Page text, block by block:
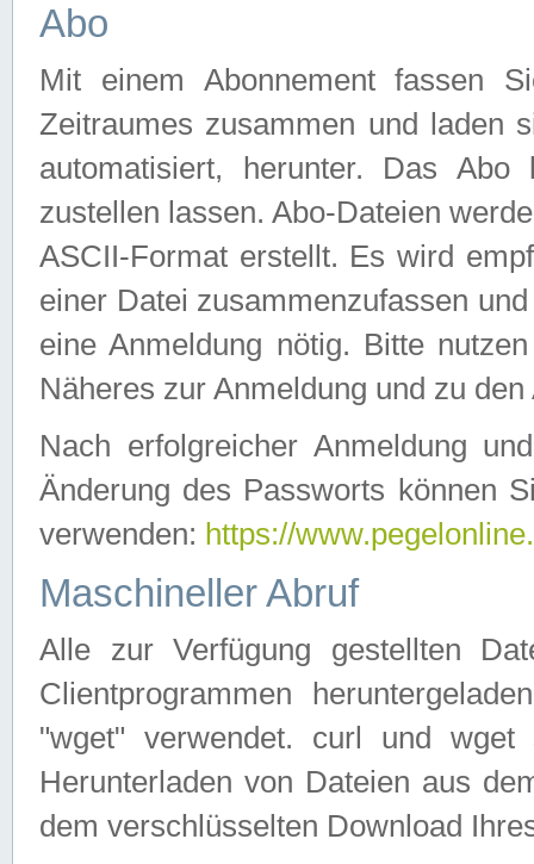
Abo
Mit einem Abonnement fassen
Zeitraumes zusammen und laden
automatisiert, herunter. Das
zustellen lassen. Abo-Dateien
ASCII-Format erstellt. Es wird
einer Datei zusammenzufassen
eine Anmeldung nötig. Bitte
Näheres zur Anmeldung und zu
Nach erfolgreicher Anmeldung
Änderung des Passworts können
verwenden: https://
Maschineller Abruf
Alle zur Verfügung gestellten
Clientprogrammen
"wget" verwendet. curl und wget
Herunterladen von Dateien aus
dem verschlüsselten Download